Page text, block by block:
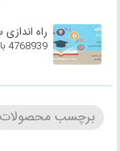
راه
4768939 بازدید
برچسب محصولات